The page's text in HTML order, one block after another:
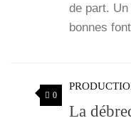
de part.
bonnes
0
La